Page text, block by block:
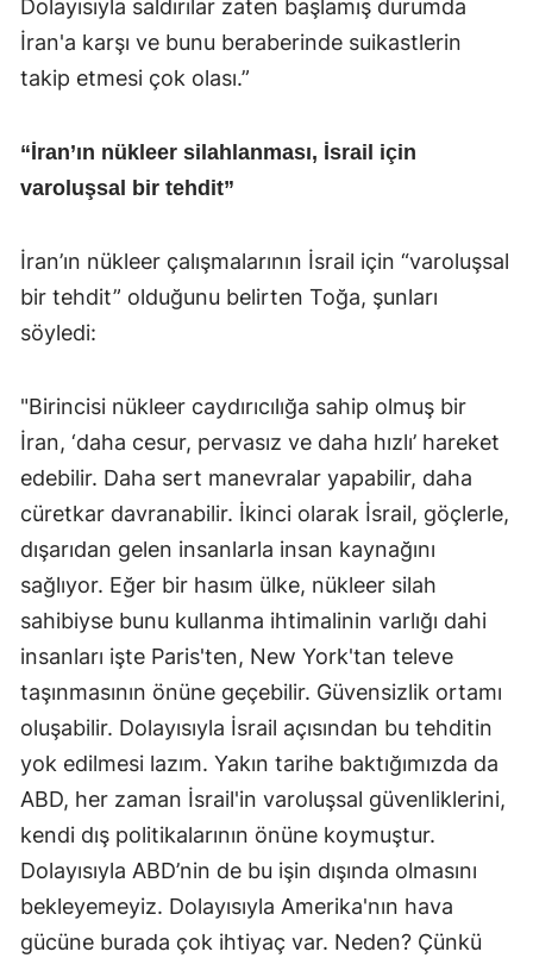
Dolayısıyla saldırılar zaten başlamış durumda
İran'a karşı ve bunu beraberinde suikastlerin
takip etmesi çok olası.”
“İran’ın nükleer silahlanması, İsrail için
varoluşsal bir tehdit”
İran’ın nükleer çalışmalarının İsrail için “varoluşsal
bir tehdit” olduğunu belirten Toğa, şunları
söyledi:
"Birincisi nükleer caydırıcılığa sahip olmuş bir
İran, ‘daha cesur, pervasız ve daha hızlı’ hareket
edebilir. Daha sert manevralar yapabilir, daha
cüretkar davranabilir. İkinci olarak İsrail, göçlerle,
dışarıdan gelen insanlarla insan kaynağını
sağlıyor. Eğer bir hasım ülke, nükleer silah
sahibiyse bunu kullanma ihtimalinin varlığı dahi
insanları işte Paris'ten, New York'tan televe
taşınmasının önüne geçebilir. Güvensizlik ortamı
oluşabilir. Dolayısıyla İsrail açısından bu tehditin
yok edilmesi lazım. Yakın tarihe baktığımızda da
ABD, her zaman İsrail'in varoluşsal güvenliklerini,
kendi dış politikalarının önüne koymuştur.
Dolayısıyla ABD’nin de bu işin dışında olmasını
bekleyemeyiz. Dolayısıyla Amerika'nın hava
gücüne burada çok ihtiyaç var. Neden? Çünkü